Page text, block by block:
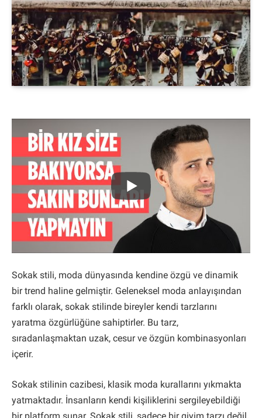
Sokak stili, moda dünyasında kendine özgü ve dinamik
bir trend haline gelmiştir. Geleneksel moda anlayışından
farklı olarak, sokak stilinde bireyler kendi tarzlarını
yaratma özgürlüğüne sahiptirler. Bu tarz,
sıradanlaşmaktan uzak, cesur ve özgün kombinasyonları
içerir.
Sokak stilinin cazibesi, klasik moda kurallarını yıkmakta
yatmaktadır. İnsanların kendi kişiliklerini sergileyebildiği
bir platform sunar. Sokak stili, sadece bir giyim tarzı değil,